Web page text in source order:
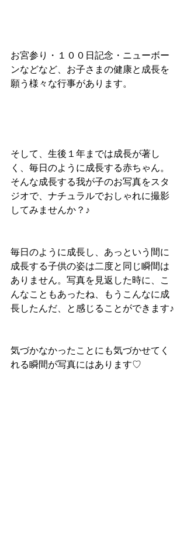
お宮参り・１００日記念・ニューボー
ンなどなど、お子さまの健康と成長を
願う様々な行事があります。
そして、生後１年までは成長が著し
く、毎日のように成長する赤ちゃん。
そんな成長する我が子のお写真をスタ
ジオで、ナチュラルでおしゃれに撮影
してみませんか？♪
毎日のように成長し、あっという間に
成長する子供の姿は二度と同じ瞬間は
ありません。写真を見返した時に、こ
んなこともあったね、もうこんなに成
長したんだ、と感じることができます♪
気づかなかったことにも気づかせてく
れる瞬間が写真にはあります♡